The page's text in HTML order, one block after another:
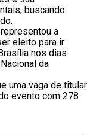
buscando
a
eleito para ir
nos dias
da
uma vaga de titular
evento com 278